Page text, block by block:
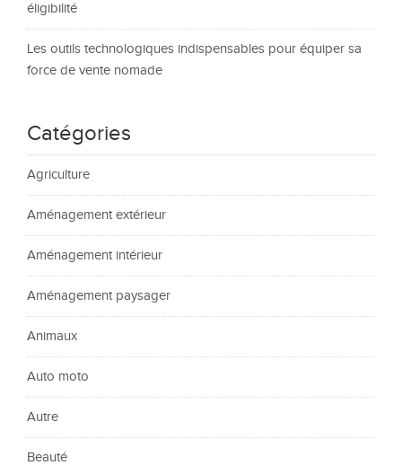
éligibilité
Les outils technologiques indispensables pour équiper sa
force de vente nomade
Catégories
Agriculture
Aménagement extérieur
Aménagement intérieur
Aménagement paysager
Animaux
Auto moto
Autre
Beauté